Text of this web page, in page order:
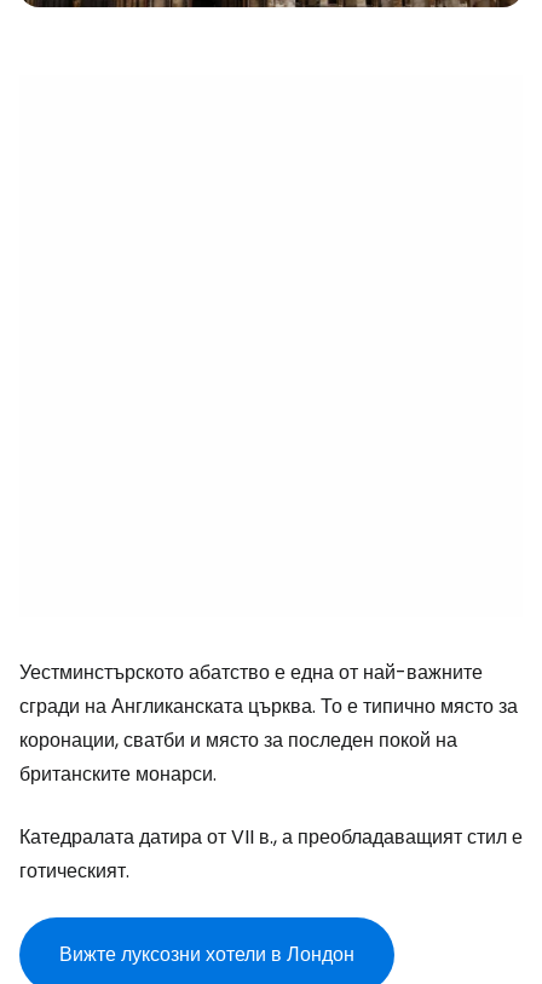
Уестминстърското абатство е една от най-важните
сгради на Англиканската църква. То е типично място за
коронации, сватби и място за последен покой на
британските монарси.
Катедралата датира от VII в., а преобладаващият стил е
готическият.
Вижте луксозни хотели в Лондон